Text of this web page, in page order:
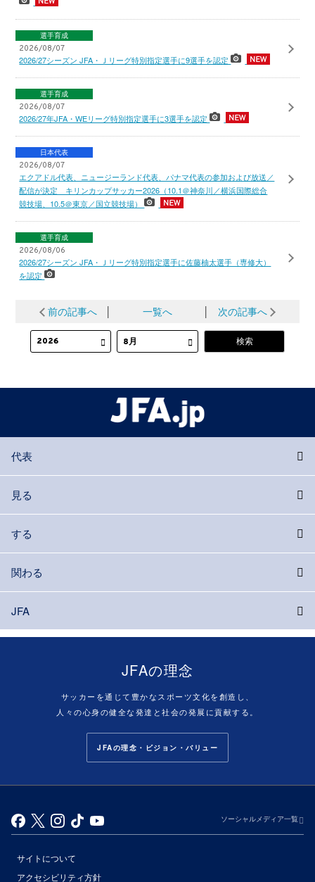
選手育成
2026/08/07
2026/27シーズン JFA・Ｊリーグ特別指定選手に9選手を認定
選手育成
2026/08/07
2026/27年JFA・WEリーグ特別指定選手に3選手を認定
日本代表
2026/08/07
エクアドル代表、ニュージーランド代表、パナマ代表の参加および放送／
配信が決定 キリンカップサッカー2026（10.1＠神奈川／横浜国際総合
競技場、10.5＠東京／国立競技場）
選手育成
2026/08/06
2026/27シーズン JFA・Ｊリーグ特別指定選手に佐藤柚太選手（専修大）
を認定
前の記事へ 一覧へ 次の記事へ
代表
見る
する
関わる
JFA
JFAの理念
サッカーを通じて豊かなスポーツ文化を創造し、
人々の心身の健全な発達と社会の発展に貢献する。
JFAの理念・ビジョン・バリュー
ソーシャルメディア一覧
サイトについて
アクセシビリティ方針